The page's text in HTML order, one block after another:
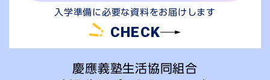
入学準備に必要な資料をお届けします
CHECK
慶應義塾生活協同組合